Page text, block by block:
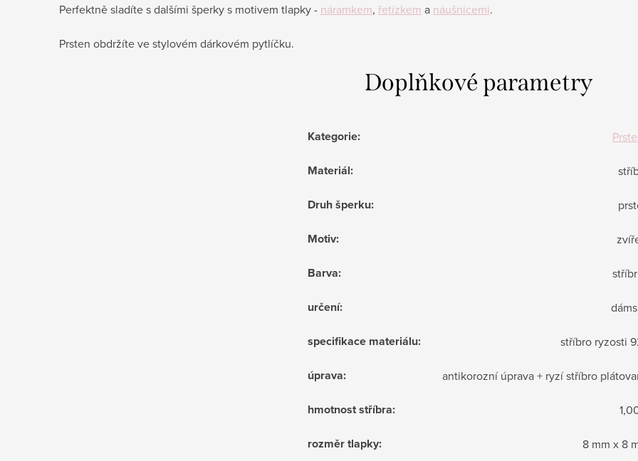
Perfektně sladíte s dalšími šperky s motivem tlapky - náramkem, řetízkem a náušnicemi.
Prsten obdržíte ve stylovém dárkovém pytlíčku.
Doplňkové parametry
Kategorie:
Materiál:
Druh šperku:
Motiv:
Barva:
určení:
specifikace materiálu: stříbro ryzosti
úprava: antikorozní úprava + ryzí stříbro
hmotnost stříbra:
rozměr tlapky: 8 mm x 8